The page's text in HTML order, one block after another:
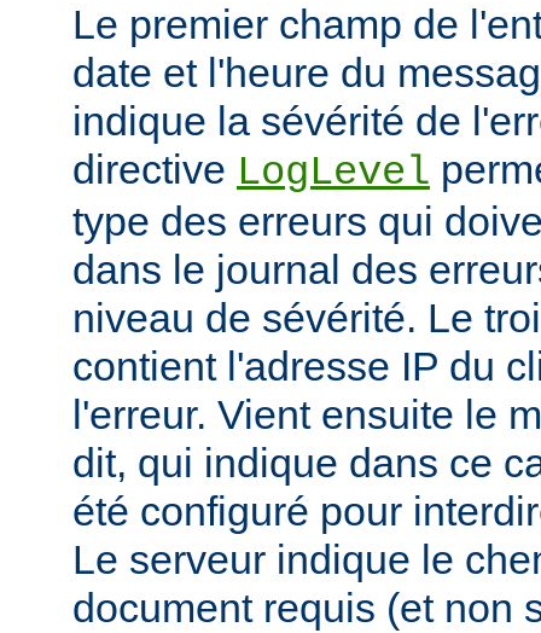
Le premier champ de
date et l'heure du
indique la sévérité de
directive LogLevel
type des erreurs qui
dans le journal des
niveau de sévérité. Le
contient l'adresse IP du
l'erreur. Vient ensuite le
dit, qui indique dans ce
été configuré pour
Le serveur indique le
document requis (et non